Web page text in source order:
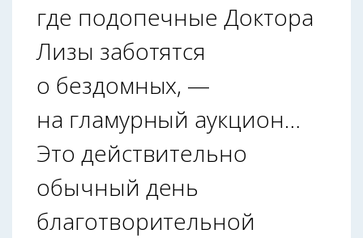
где подопечные Доктора
Лизы заботятся
о бездомных, —
на гламурный аукцион…
Это действительно
обычный день
благотворительной